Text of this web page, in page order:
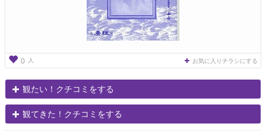
0 人 お気に入りチラシにする
観たい！クチコミをする
観てきた！クチコミをする